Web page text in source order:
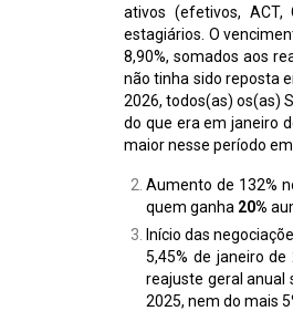
ativos (efetivos, ACT,
estagiários. O
8,90%, somados aos
não tinha sido reposta
2026, todos(as) os(as)
do que era em janeiro
maior nesse período
Aumento de 132%
quem ganha 20%
Início das
5,45% de janeiro
reajuste geral anual
2025, nem do mais